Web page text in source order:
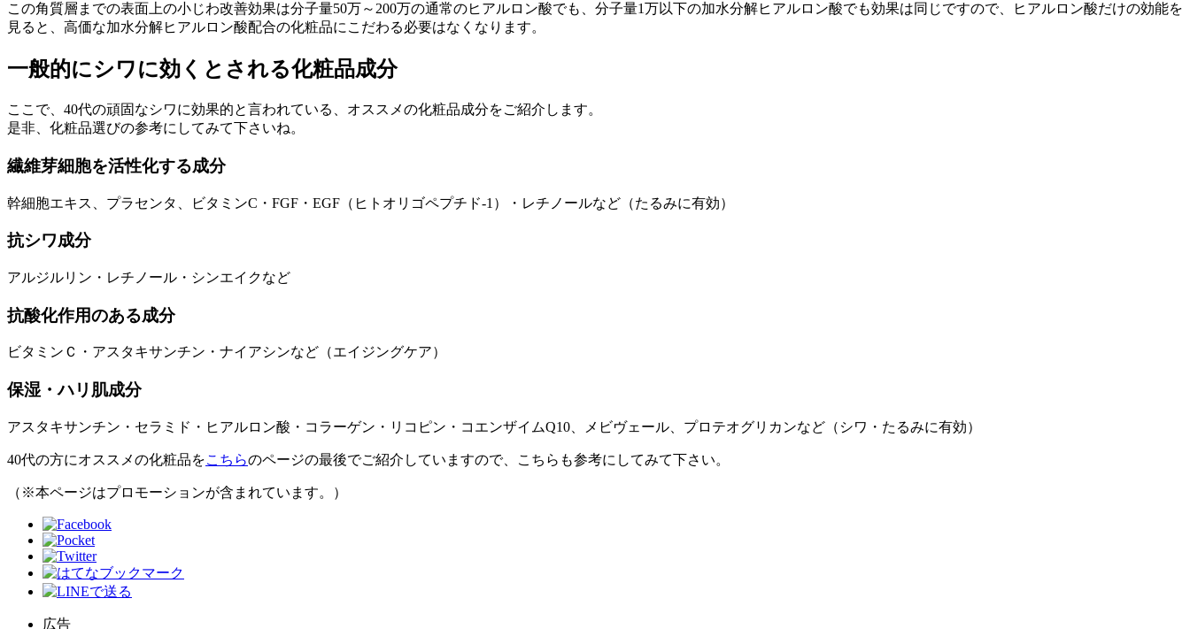
この角質層までの表面上の小じわ改善効果は分子量50万～200万の通常のヒアルロン酸でも、分子量1万以下の加水分解ヒアルロン酸でも効果は同じですので、ヒアルロン酸だけの効能を
見ると、高価な加水分解ヒアルロン酸配合の化粧品にこだわる必要はなくなります。
一般的にシワに効くとされる化粧品成分
ここで、40代の頑固なシワに効果的と言われている、オススメの化粧品成分をご紹介します。
是非、化粧品選びの参考にしてみて下さいね。
繊維芽細胞を活性化する成分
幹細胞エキス、プラセンタ、ビタミンC・FGF・EGF（ヒトオリゴペプチド-1）・レチノールなど（たるみに有効）
抗シワ成分
アルジルリン・レチノール・シンエイクなど
抗酸化作用のある成分
ビタミンＣ・アスタキサンチン・ナイアシンなど（エイジングケア）
保湿・ハリ肌成分
アスタキサンチン・セラミド・ヒアルロン酸・コラーゲン・リコピン・コエンザイムQ10、メビヴェール、プロテオグリカンなど（シワ・たるみに有効）
40代の方にオススメの化粧品をこちらのページの最後でご紹介していますので、こちらも参考にしてみて下さい。
（※本ページはプロモーションが含まれています。）
広告